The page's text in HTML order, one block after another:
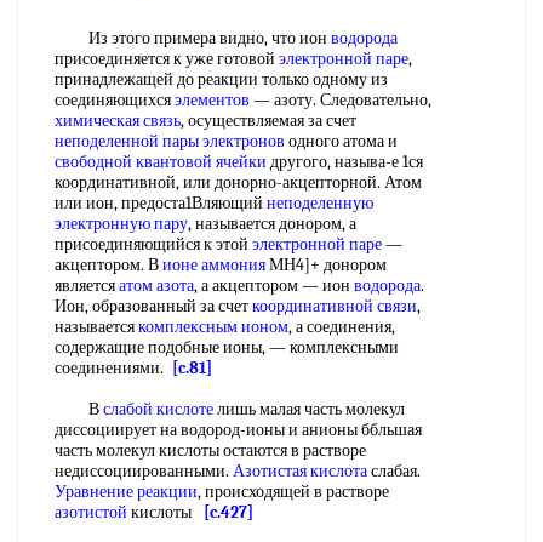
Из этого примера видно, что ион водорода
присоединяется к уже готовой электронной паре,
принадлежащей до реакции только одному из
соединяющихсяэлементов — азоту. Следовательно,
химическая связь, осуществляемая за счет
неподеленной пары электронов одного атома и
свободной квантовой ячейки другого, называ-е 1ся
координативной, или донорно-акцепторной. Атом
или ион, предоста1Вляющий неподеленную
электронную пару, называется донором, а
присоединяющийся к этой электронной паре—
акцептором. Вионе аммонияМН4]+ донором
являетсяатом азота, а акцептором — ион водорода.
Ион, образованный за счеткоординативной связи,
называетсякомплексным ионом, а соединения,
содержащие подобные ионы, — комплексными
соединениями.
[c.81]
Вслабой кислотелишь малая часть молекул
диссоциирует на водород-ионы и анионы ббльшая
часть молекул кислоты остаются в растворе
недиссоциированными. Азотистая кислотаслабая.
Уравнение реакции, происходящей в растворе
азотистой кислоты
[c.427]